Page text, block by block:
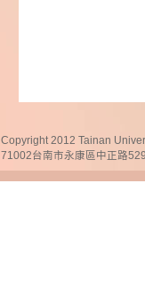
Copyright 2012 Tainan
71002台南市永康區中正路